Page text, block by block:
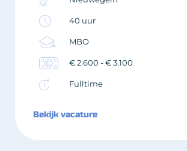
40 uur
MBO
€ 2.600 - € 3.100
Fulltime
Bekijk vacature